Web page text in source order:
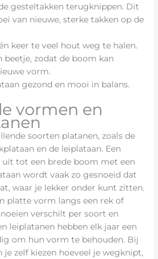
gesteltakken terugknippen. Dit
van nieuwe, sterke takken op de
keer te veel hout weg te halen.
beetje, zodat de boom kan
vorm.
gezond en mooi in balans.
vormen en
soorten platanen, zoals de
en de leiplataan. Een
tot een brede boom met een
wordt vaak zo gesnoeid dat
waar je lekker onder kunt zitten.
platte vorm langs een rek of
verschilt per soort en
leiplatanen hebben elk jaar een
om hun vorm te behouden. Bij
je zelf kiezen hoeveel je wegknipt,